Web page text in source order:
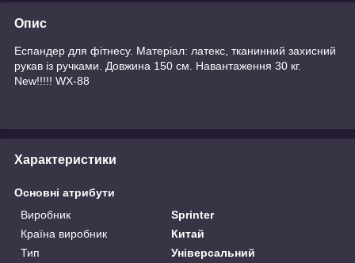
Опис
Еспандер для фітнесу. Матеріал: латекс, тканинний захисний
рукав із ручками. Довжина 150 см. Навантаження 30 кг.
New!!!!! WX-88
Характеристики
Основні атрибути
Виробник
Sprinter
Країна виробник
Китай
Тип
Універсальний